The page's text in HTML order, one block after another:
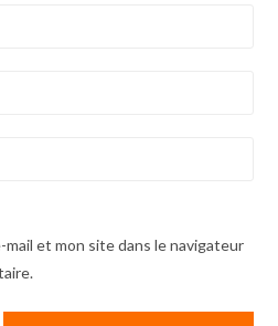
et mon site dans le navigateur